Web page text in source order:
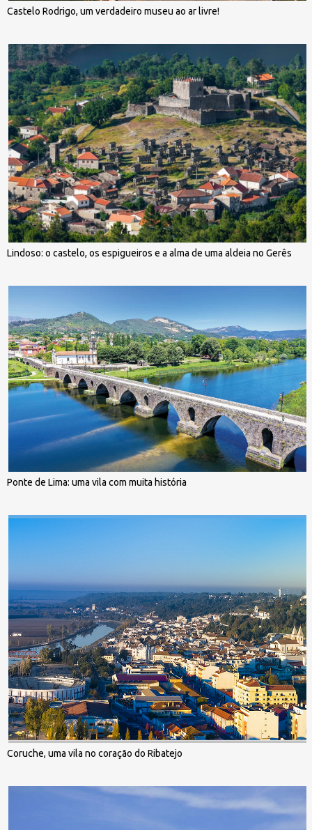
Castelo Rodrigo, um verdadeiro museu ao ar livre!
Lindoso: o castelo, os espigueiros e a alma de uma aldeia no Gerês
Ponte de Lima: uma vila com muita história
Coruche, uma vila no coração do Ribatejo